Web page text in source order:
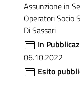
Assunzione in
Operatori Socio
Di Sassari
In
06.10.2022
Esito